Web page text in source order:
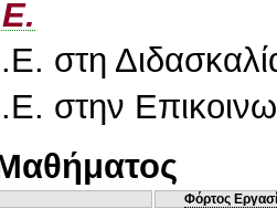
στη
στην
Φόρτος